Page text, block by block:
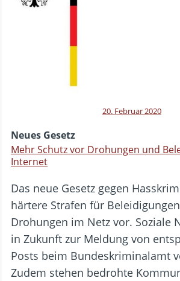
20. Februar 2020
Neues Gesetz
Mehr Schutz vor Drohungen und
Internet
Das neue Gesetz gegen
härtere Strafen für
Drohungen im Netz vor. Soziale
in Zukunft zur Meldung von
Posts beim Bundeskriminalamt
Zudem stehen bedrohte